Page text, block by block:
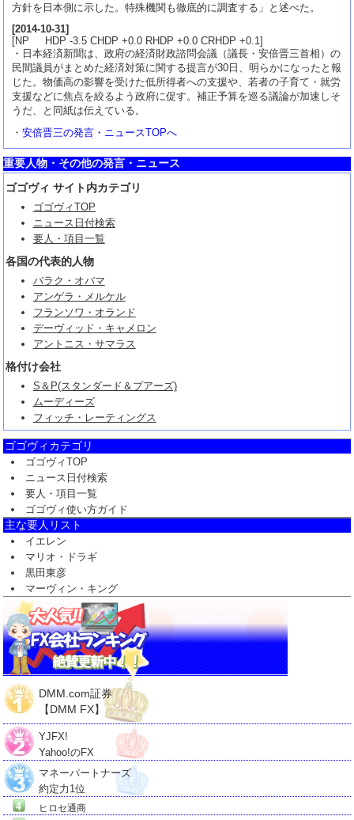
方針を日本側に示した。特殊機関も徹底的に調査する」と述べた。
[2014-10-31]
[NP HDP -3.5 CHDP +0.0 RHDP +0.0 CRHDP +0.1]
・日本経済新聞は、政府の経済財政諮問会議（議長・安倍晋三首相）の
民間議員がまとめた経済対策に関する提言が30日、明らかになったと報
じた。物価高の影響を受けた低所得者への支援や、若者の子育て・就労
支援などに焦点を絞るよう政府に促す。補正予算を巡る議論が加速しそ
うだ、と同紙は伝えている。
・安倍晋三の発言・ニュースTOPへ
重要人物・その他の発言・ニュース
ゴゴヴィ サイト内カテゴリ
ゴゴヴィTOP
ニュース日付検索
要人・項目一覧
各国の代表的人物
バラク・オバマ
アンゲラ・メルケル
フランソワ・オランド
デーヴィッド・キャメロン
アントニス・サマラス
格付け会社
S＆P(スタンダード＆プアーズ)
ムーディーズ
フィッチ・レーティングス
ゴゴヴィカテゴリ
ゴゴヴィTOP
ニュース日付検索
要人・項目一覧
ゴゴヴィ使い方ガイド
主な要人リスト
イエレン
マリオ・ドラギ
黒田東彦
マーヴィン・キング
DMM.com証券
【DMM FX】
YJFX!
Yahoo!のFX
マネーパートナーズ
約定力1位
ヒロセ通商